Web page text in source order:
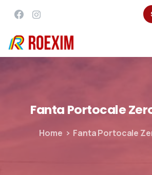
Fanta Portocale
Home Fanta Portocale